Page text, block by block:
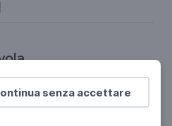
senza accettare